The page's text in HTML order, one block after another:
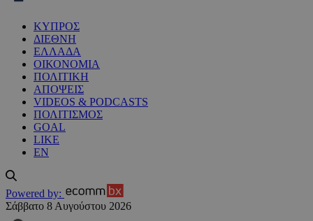
ΚΥΠΡΟΣ
ΔΙΕΘΝΗ
ΕΛΛΑΔΑ
ΟΙΚΟΝΟΜΙΑ
ΠΟΛΙΤΙΚΗ
ΑΠΟΨΕΙΣ
VIDEOS & PODCASTS
ΠΟΛΙΤΙΣΜΟΣ
GOAL
LIKE
EN
Powered by:
Σάββατο 8 Αυγούστου 2026